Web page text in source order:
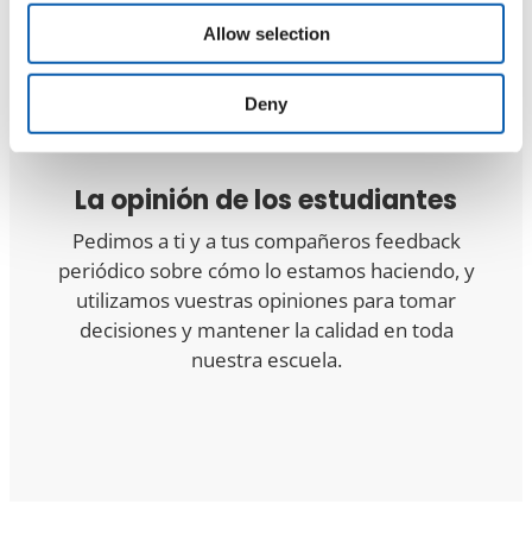
Allow selection
Deny
mediante evaluaciones de calidad periódicas y
feedback de los estudiantes.
La opinión de los estudiantes
Pedimos a ti y a tus compañeros feedback
periódico sobre cómo lo estamos haciendo, y
utilizamos vuestras opiniones para tomar
decisiones y mantener la calidad en toda
nuestra escuela.